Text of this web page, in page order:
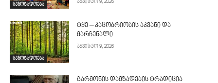
საზოგადოება აგვისტო 9, 2026
საზოგადოება
ტყე – კაცობრიობის აკვანი და
მარჩენალი
აგვისტო 9, 2026
გარმონის დამზადების ტრადიცია